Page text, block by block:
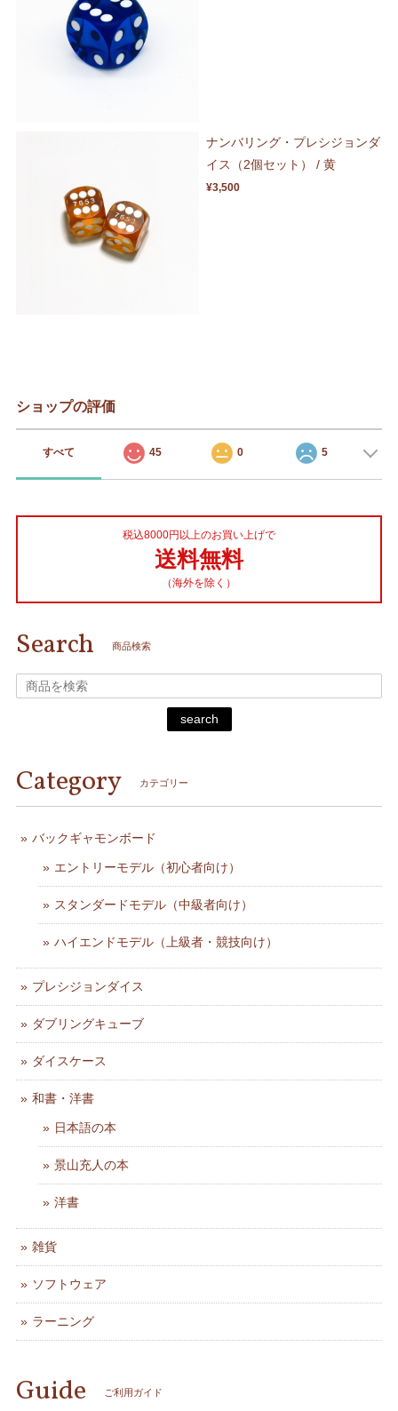
ナンバリング・プレシジョンダ
イス（2個セット） / 黄
¥3,500
ショップの評価
すべて 45 0 5
税込8000円以上のお買い上げで
送料無料
（海外を除く）
Search 商品検索
search
Category カテゴリー
バックギャモンボード
エントリーモデル（初心者向け）
スタンダードモデル（中級者向け）
ハイエンドモデル（上級者・競技向け）
プレシジョンダイス
ダブリングキューブ
ダイスケース
和書・洋書
日本語の本
景山充人の本
洋書
雑貨
ソフトウェア
ラーニング
Guide ご利用ガイド